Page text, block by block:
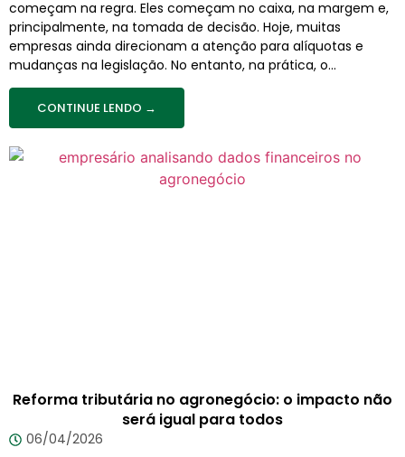
começam na regra. Eles começam no caixa, na margem e,
principalmente, na tomada de decisão. Hoje, muitas
empresas ainda direcionam a atenção para alíquotas e
mudanças na legislação. No entanto, na prática, o...
CONTINUE LENDO →
Reforma tributária no agronegócio: o impacto não
será igual para todos
06/04/2026